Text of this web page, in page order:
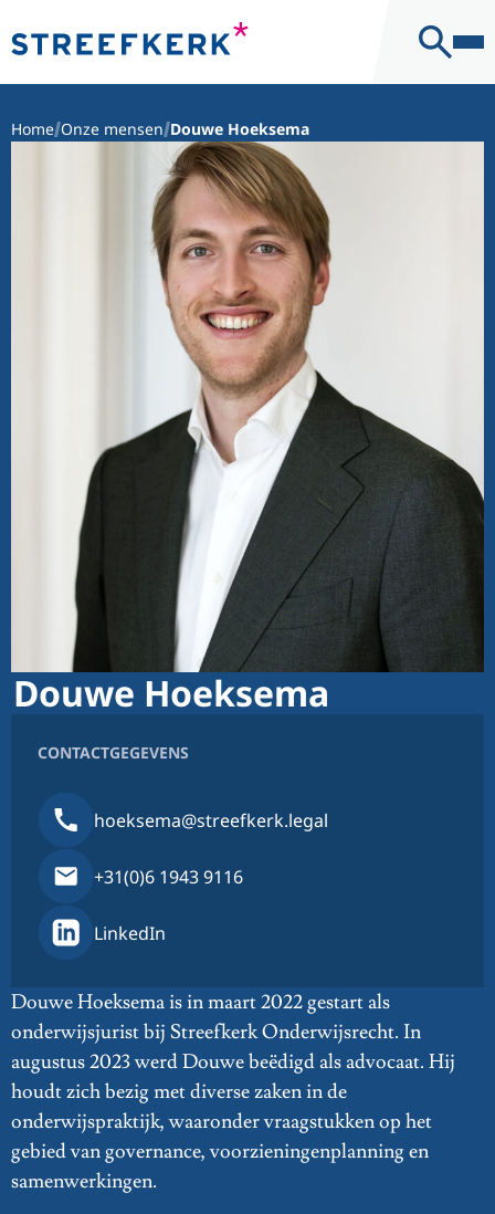
Contact
Home Onze mensen Douwe Hoeksema
Douwe Hoeksema
CONTACTGEGEVENS
hoeksema@streefkerk.legal
+31(0)6 1943 9116
LinkedIn
Douwe Hoeksema is in maart 2022 gestart als
onderwijsjurist bij Streefkerk Onderwijsrecht. In
augustus 2023 werd Douwe beëdigd als advocaat. Hij
houdt zich bezig met diverse zaken in de
onderwijspraktijk, waaronder vraagstukken op het
gebied van governance, voorzieningenplanning en
samenwerkingen.